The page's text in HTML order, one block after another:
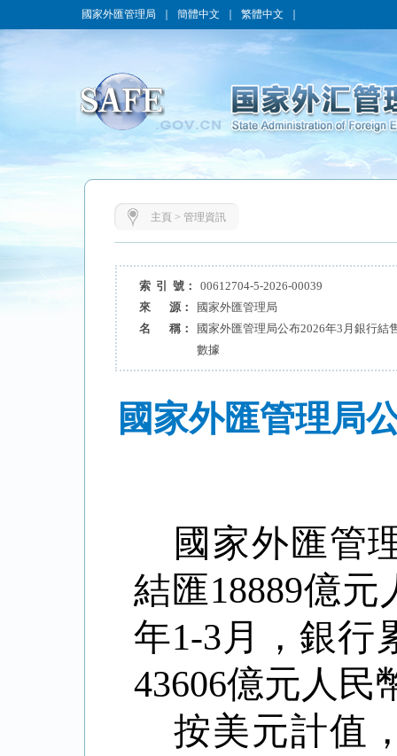
國家外匯管理局 簡體中文 繁體中文
主頁 > 管理資訊
索 引 號：
00612704-5-2026-00039
來 源：
國家外匯管理局
名 稱：
國家外匯管理局公布2026年3月銀行結
數據
國家外匯管理局
國家外匯管
結匯18889億元
年1-3 月，銀行
43606億元人民
按美元計值